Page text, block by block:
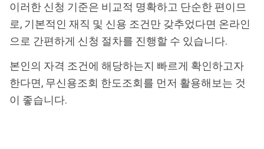
이러한 신청 기준은 비교적 명확하고 단순한 편이므
로, 기본적인 재직 및 신용 조건만 갖추었다면 온라인
으로 간편하게 신청 절차를 진행할 수 있습니다.
본인의 자격 조건에 해당하는지 빠르게 확인하고자
한다면, 무신용조회 한도조회를 먼저 활용해보는 것
이 좋습니다.